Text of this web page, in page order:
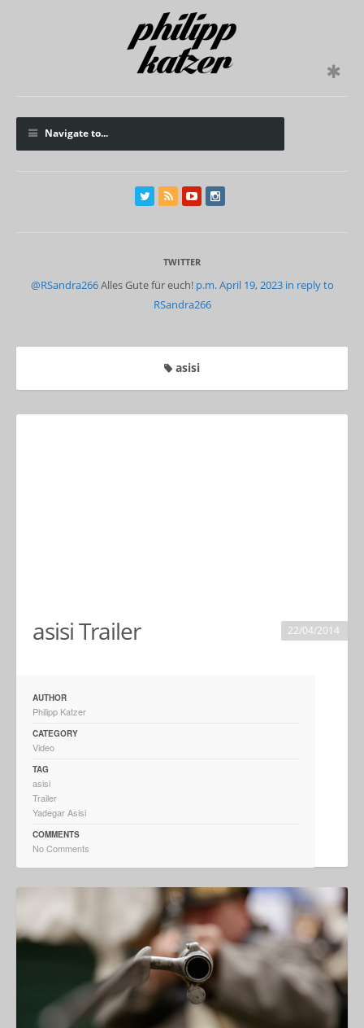
Navigate to...
TWITTER
@RSandra266Alles Gute für euch! p.m. April 19, 2023 in reply to
RSandra266
asisi
asisi Trailer 22/04/2014
AUTHOR
Philipp Katzer
CATEGORY
Video
TAG
asisi
Trailer
Yadegar Asisi
COMMENTS
No Comments